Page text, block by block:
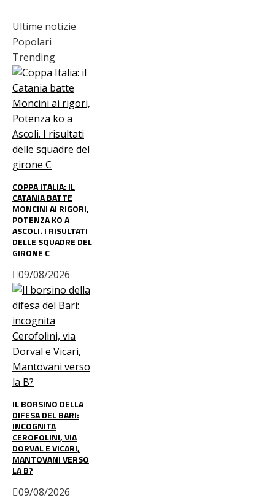
Ultime notizie
Popolari
Trending
COPPA ITALIA: IL
CATANIA BATTE
MONCINI AI RIGORI,
POTENZA KO A
ASCOLI. I RISULTATI
DELLE SQUADRE DEL
GIRONE C
09/08/2026
IL BORSINO DELLA
DIFESA DEL BARI:
INCOGNITA
CEROFOLINI, VIA
DORVAL E VICARI,
MANTOVANI VERSO
LA B?
09/08/2026